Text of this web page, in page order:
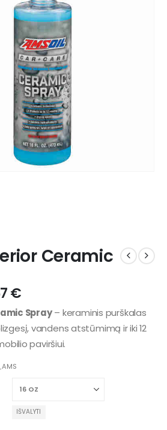
Ceramic
€
Spray– keraminis purškalas
vandens atstūmimą ir iki 12
paviršiui.
IŠVALYTI